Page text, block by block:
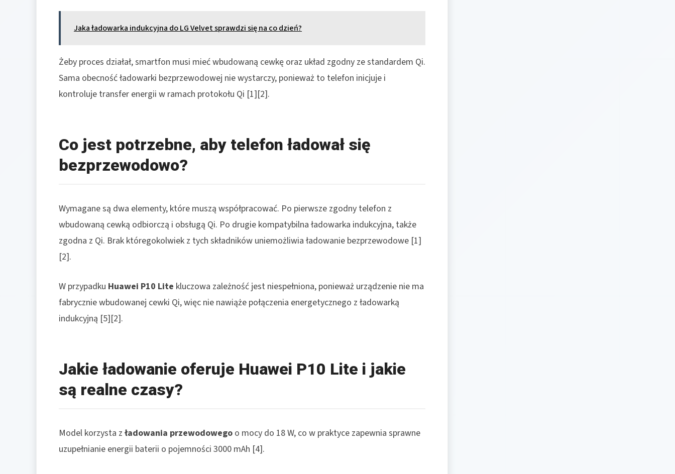
Jaka ładowarka indukcyjna do LG Velvet sprawdzi się na co dzień?
Żeby proces działał, smartfon musi mieć wbudowaną cewkę oraz układ zgodny ze standardem Qi.
Sama obecność ładowarki bezprzewodowej nie wystarczy, ponieważ to telefon inicjuje i
kontroluje transfer energii w ramach protokołu Qi [1][2].
Co jest potrzebne, aby telefon ładował się
bezprzewodowo?
Wymagane są dwa elementy, które muszą współpracować. Po pierwsze zgodny telefon z
wbudowaną cewką odbiorczą i obsługą Qi. Po drugie kompatybilna ładowarka indukcyjna, także
zgodna z Qi. Brak któregokolwiek z tych składników uniemożliwia ładowanie bezprzewodowe [1]
[2].
W przypadku Huawei P10 Lite kluczowa zależność jest niespełniona, ponieważ urządzenie nie ma
fabrycznie wbudowanej cewki Qi, więc nie nawiąże połączenia energetycznego z ładowarką
indukcyjną [5][2].
Jakie ładowanie oferuje Huawei P10 Lite i jakie
są realne czasy?
Model korzysta z ładowania przewodowego o mocy do 18 W, co w praktyce zapewnia sprawne
uzupełnianie energii baterii o pojemności 3000 mAh [4].